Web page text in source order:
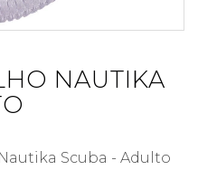
NAUTIKA
Scuba - Adulto